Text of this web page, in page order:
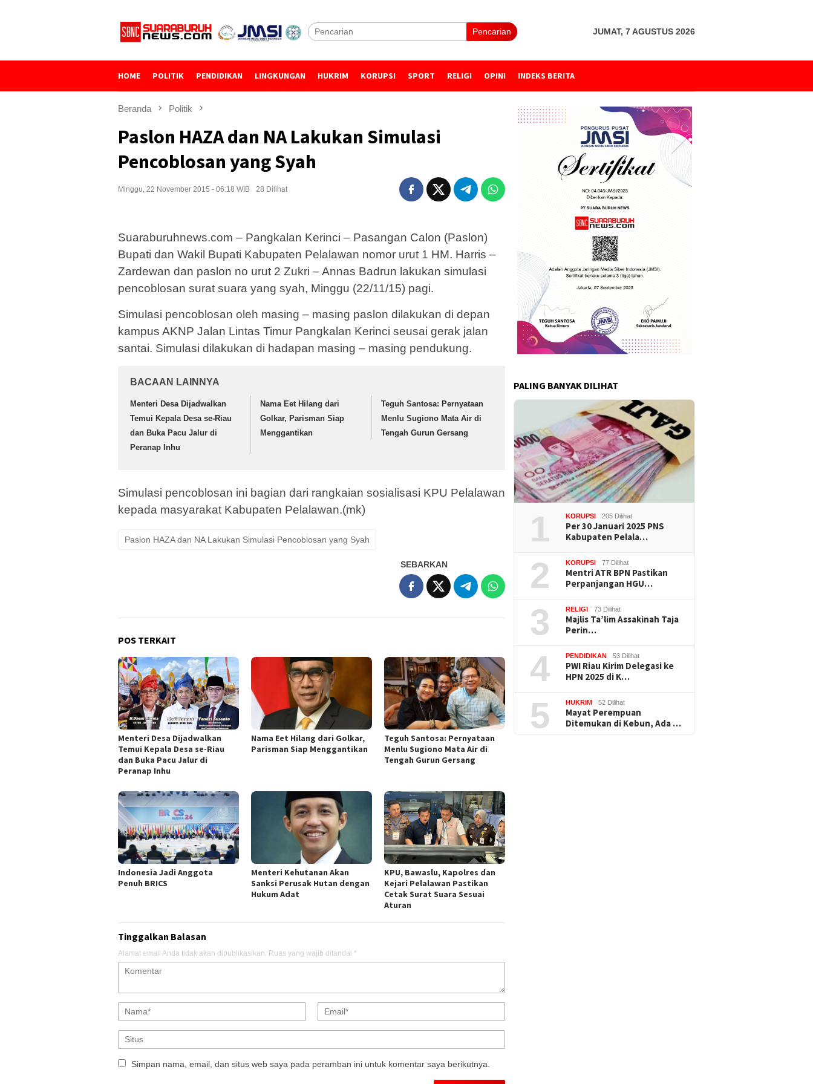
Pencarian JUMAT, 7 AGUSTUS 2026
HOME POLITIK PENDIDIKAN LINGKUNGAN HUKRIM KORUPSI SPORT RELIGI OPINI INDEKS BERITA
Beranda Politik
Paslon HAZA dan NA Lakukan Simulasi
Pencoblosan yang Syah
Minggu, 22 November 2015 - 06:18 WIB 28 Dilihat
Suaraburuhnews.com – Pangkalan Kerinci – Pasangan Calon (Paslon)
Bupati dan Wakil Bupati Kabupaten Pelalawan nomor urut 1 HM. Harris –
Zardewan dan paslon no urut 2 Zukri – Annas Badrun lakukan simulasi
pencoblosan surat suara yang syah, Minggu (22/11/15) pagi.
Simulasi pencoblosan oleh masing – masing paslon dilakukan di depan
kampus AKNP Jalan Lintas Timur Pangkalan Kerinci seusai gerak jalan
santai. Simulasi dilakukan di hadapan masing – masing pendukung.
BACAAN LAINNYA
Menteri Desa Dijadwalkan
Temui Kepala Desa se-Riau
dan Buka Pacu Jalur di
Peranap Inhu
Nama Eet Hilang dari
Golkar, Parisman Siap
Menggantikan
Teguh Santosa: Pernyataan
Menlu Sugiono Mata Air di
Tengah Gurun Gersang
Simulasi pencoblosan ini bagian dari rangkaian sosialisasi KPU Pelalawan
kepada masyarakat Kabupaten Pelalawan.(mk)
Paslon HAZA dan NA Lakukan Simulasi Pencoblosan yang Syah
SEBARKAN
POS TERKAIT
Menteri Desa Dijadwalkan
Temui Kepala Desa se-Riau
dan Buka Pacu Jalur di
Peranap Inhu
Nama Eet Hilang dari Golkar,
Parisman Siap Menggantikan
Teguh Santosa: Pernyataan
Menlu Sugiono Mata Air di
Tengah Gurun Gersang
Indonesia Jadi Anggota
Penuh BRICS
Menteri Kehutanan Akan
Sanksi Perusak Hutan dengan
Hukum Adat
KPU, Bawaslu, Kapolres dan
Kejari Pelalawan Pastikan
Cetak Surat Suara Sesuai
Aturan
Tinggalkan Balasan
Alamat email Anda tidak akan dipublikasikan. Ruas yang wajib ditandai *
Simpan nama, email, dan situs web saya pada peramban ini untuk komentar saya berikutnya.
PALING BANYAK DILIHAT
1 KORUPSI 205 Dilihat
Per 30 Januari 2025 PNS
Kabupaten Pelala…
2 KORUPSI 77 Dilihat
Mentri ATR BPN Pastikan
Perpanjangan HGU…
3 RELIGI 73 Dilihat
Majlis Ta’lim Assakinah Taja
Perin…
4 PENDIDIKAN 53 Dilihat
PWI Riau Kirim Delegasi ke
HPN 2025 di K…
5 HUKRIM 52 Dilihat
Mayat Perempuan
Ditemukan di Kebun, Ada …